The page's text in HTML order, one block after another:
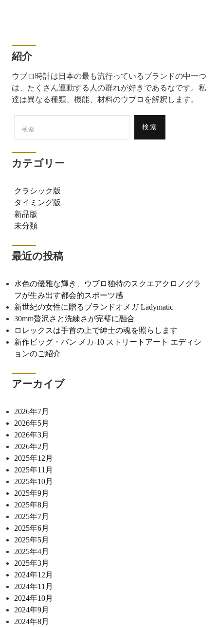
紹介
ウブロ時計は日本の最も流行っているブランドの中一つ
は、たくさん運動する人の群れが好きであるなです。私
達は異なる種類、機能、材料のウブロを解釈します。
索:
カテゴリー
クラシック版
タイミング版
新品版
未分類
最近の投稿
水色の優雅な輝き、ウブロ独特のスクエアクロノグラ
フが生み出す都会的スポーツ感
新世紀の女性に贈るブランドオメガ Ladymatic
30mm贅沢さと洗練さが完璧に融合
ロレックスは手首の上で紳士の魂を照らします
新作ビッグ・バン メカ-10 ストリートアート エディシ
ョンのご紹介
アーカイブ
2026年7月
2026年5月
2026年3月
2026年2月
2025年12月
2025年11月
2025年10月
2025年9月
2025年8月
2025年7月
2025年6月
2025年5月
2025年4月
2025年3月
2024年12月
2024年11月
2024年10月
2024年9月
2024年8月